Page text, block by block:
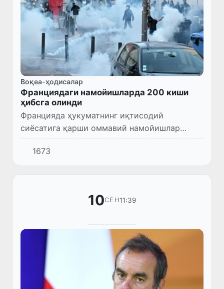
Воқеа-ҳодисалар
Франциядаги намойишларда 200 киши
ҳибсга олинди
Францияда ҳукуматнинг иқтисодий
сиёсатига қарши оммавий намойишлар
чоғида 200 га яқин одам ҳибсга олинди.
1673
10СЕН11:39